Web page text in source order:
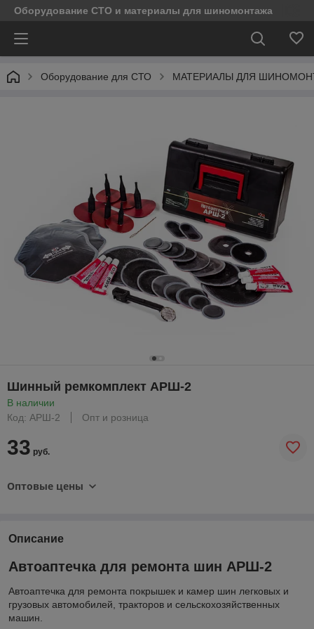
Оборудование СТО и материалы для шиномонтажа
Оборудование для СТО МАТЕРИАЛЫ ДЛЯ
Шинный ремкомплект АРШ-2
В наличии
Код: АРШ-2
Опт и розница
33 руб.
Оптовые цены
Описание
Автоаптечка для ремонта шин АРШ-2
Автоаптечка для ремонта покрышек и камер шин легковых и
грузовых автомобилей, тракторов и сельскохозяйственных
машин.